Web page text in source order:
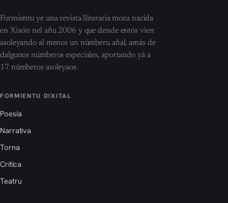
Formientu ye una revista lliteraria moza nacida
en Xixón nel añu 2006 y que dende entós vien
asoleyando al menos un númberu añal, amás de
dalgunos númberos especiales, aportando yá a
17 númberos asoleyaos.
FORMIENTU DIXITAL
Poesía
Narrativa
Torna
Crítica
Teatru